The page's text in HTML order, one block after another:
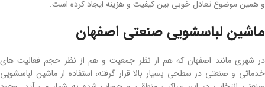
و همین موضوع تعادل خوبی بین کیفیت و هزینه ایجاد کرده است.
ماشین لباسشویی صنعتی اصفهان
در شهری مانند اصفهان که هم از نظر جمعیت و هم از نظر حجم فعالیت های
خدماتی و صنعتی در سطحی بسیار بالا قرار گرفته، استفاده از ماشین لباسشویی